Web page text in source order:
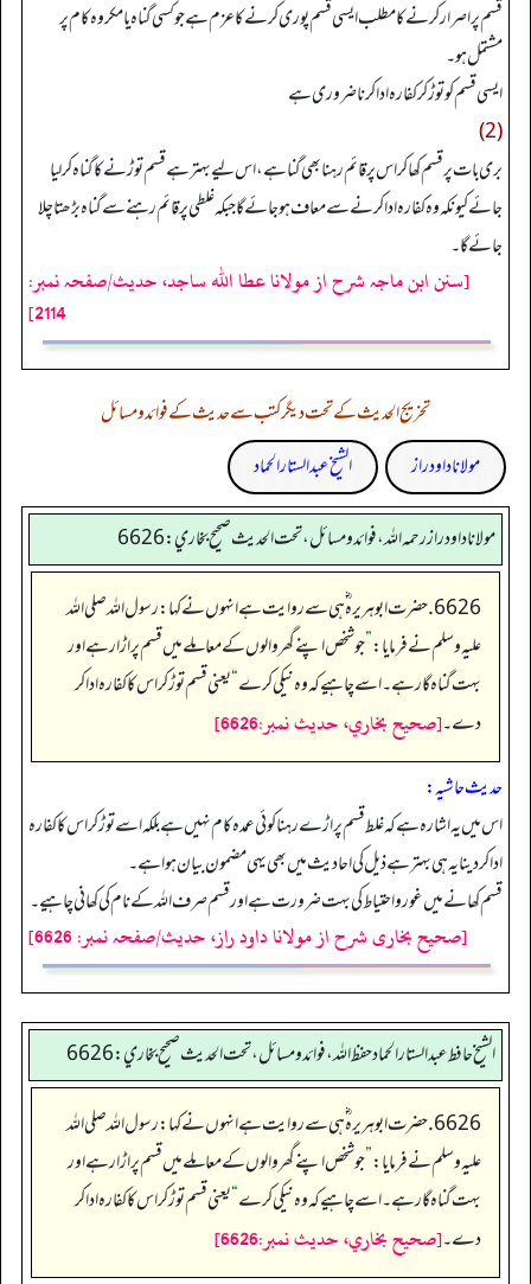
قسم پر اصرار کرنے کا مطلب ایسی قسم پوری کرنے کا عزم ہے جو کسی گناہ یا مکروہ کام پر
مشتمل ہو۔
ایسی قسم کو توڑ کر کفارہ ادا کرنا ضروری ہے
(2)
بری بات پر قسم کھا کر اس پر قائم رہنا بھی گنا ہے، اس لیے بہتر ہے قسم توڑنے کا گناہ کر لیا
جائے کیونکہ وہ کفارہ ادا کرنے سے معاف ہو جائے گا جبکہ غلطی پر قائم رہنے سے گناہ بڑھتا چلا
جائے گا۔
[سنن ابن ماجہ شرح از مولانا عطا الله ساجد، حدیث/صفحہ نمبر:
2114]
تخریج الحدیث کے تحت دیگر کتب سے حدیث کے فوائد و مسائل
مولانا داود راز
الشیخ عبدالستار الحماد
مولانا داود راز رحمه الله، فوائد و مسائل، تحت الحديث صحيح بخاري: 6626
6626. حضرت ابو ہریرہ ؓ ہی سے روایت ہے انہوں نے کہا: رسول اللہ صلی اللہ
علیہ وسلم نے فرمایا:”جو شخص اپنے گھر والوں کے معاملے میں قسم پر اڑا رہے اور
بہت گناہ گار ہے۔ اسے چاہیے کہ وہ نیکی کرے“یعنی قسم توڑ کر اس کا کفارہ ادا کر
دے۔[صحيح بخاري، حديث نمبر:6626]
حدیث حاشیہ:
اس میں یہ اشارہ ہےکہ غلط قسم پر اڑے رہنا کوئی عمدہ کام نہیں ہے بلکہ اسے توڑ کر اس کا کفارہ
ادا کر دینا یہ ہی بہتر ہے ذیل کی احادیث میں بھی یہی مضمون بیان ہوا ہے۔
قسم کھانے میں غور واحتیاط کی بہت ضرورت ہے اور قسم صرف اللہ کے نام کی کھانی چاہیے۔
[صحیح بخاری شرح از مولانا داود راز، حدیث/صفحہ نمبر: 6626]
الشيخ حافط عبدالستار الحماد حفظ الله، فوائد و مسائل، تحت الحديث صحيح بخاري:6626
6626. حضرت ابو ہریرہ ؓ ہی سے روایت ہے انہوں نے کہا: رسول اللہ صلی اللہ
علیہ وسلم نے فرمایا:”جو شخص اپنے گھر والوں کے معاملے میں قسم پر اڑا رہے اور
بہت گناہ گار ہے۔ اسے چاہیے کہ وہ نیکی کرے“یعنی قسم توڑ کر اس کا کفارہ ادا کر
دے۔[صحيح بخاري، حديث نمبر:6626]